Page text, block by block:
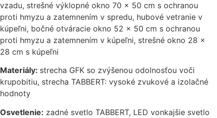
vzadu, strešné výklopné okno 70 x 50 cm s ochranou
proti hmyzu a zatemnením v spredu, hubové vetranie v
kúpeľni, bočné otváracie okno 52 x 50 cm s ochranou
proti hmyzu a zatemnením v kúpeľni, strešné okno 28 x
28 cm s kúpeľni
Materiály: strecha GFK so zvýšenou odolnosťou voči
krupobitiu, strecha TABBERT: vysoké zvukové a izolačné
hodnoty
Osvetlenie: zadné svetlo TABBERT, LED vonkajšie svetlo